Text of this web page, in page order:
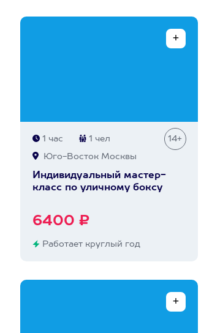
1 час 1 чел 14+
Юго-Восток Москвы
Индивидуальный мастер-
класс по уличному боксу
6400 ₽
Работает круглый год